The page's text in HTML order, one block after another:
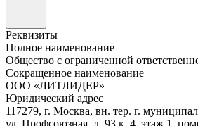
Реквизиты
Полное наименование
Общество с ограниченной
Сокращенное наименование
ООО «ЛИТЛИДЕР»
Юридический адрес
117279, г. Москва, вн. тер. г.
ул. Профсоюзная, д. 93 к. 4, этаж 1,